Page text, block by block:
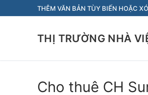
đến
THÊM VĂN BẢN TÙY BIẾN HOẶC
THỊ TRƯỜNG NHÀ
Cho thuê CH